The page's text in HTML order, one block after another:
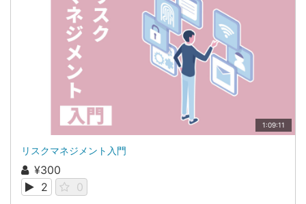
1:09:11
リスクマネジメント入門
¥300
2
0